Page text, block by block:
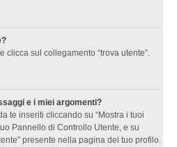
clicca sul collegamento “trova utente”.
e i miei argomenti?
te inseriti cliccando su “Mostra i tuoi
Pannello di Controllo Utente, e su
presente nella pagina del tuo profilo.